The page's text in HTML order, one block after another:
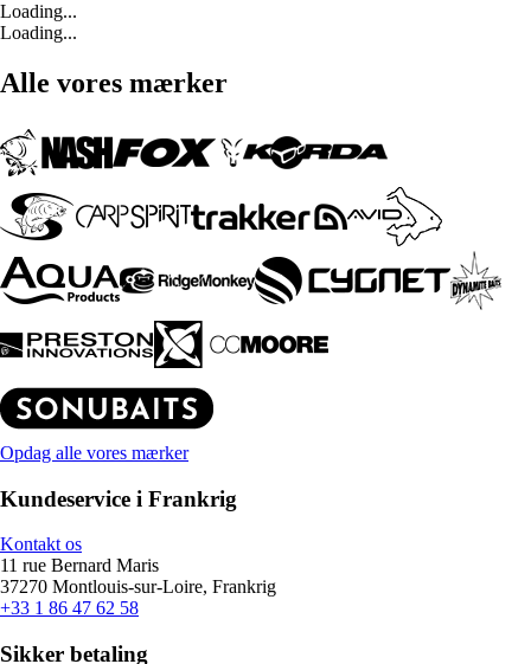
Loading...
Loading...
Alle vores mærker
Opdag alle vores mærker
Kundeservice i Frankrig
Kontakt os
11 rue Bernard Maris
37270 Montlouis-sur-Loire, Frankrig
+33 1 86 47 62 58
Sikker betaling